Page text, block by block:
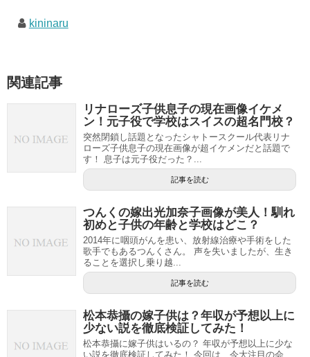
kininaru
関連記事
リナローズ子供息子の現在画像イケメ
ン！元子役で学校はスイスの超名門校？
突然閉鎖し話題となったシャトースクール代表リナ
ローズ子供息子の現在画像が超イケメンだと話題で
す！ 息子は元子役だった？...
記事を読む
つんくの嫁出光加奈子画像が美人！馴れ
初めと子供の年齢と学校はどこ？
2014年に咽頭がんを患い、放射線治療や手術をした
歌手でもあるつんくさん。 声を失いましたが、生き
ることを選択し乗り越...
記事を読む
松本恭攝の嫁子供は？年収が予想以上に
少ない説を徹底検証してみた！
松本恭攝に嫁子供はいるの？ 年収が予想以上に少な
い説を徹底検証してみた！ 今回は、今大注目の会